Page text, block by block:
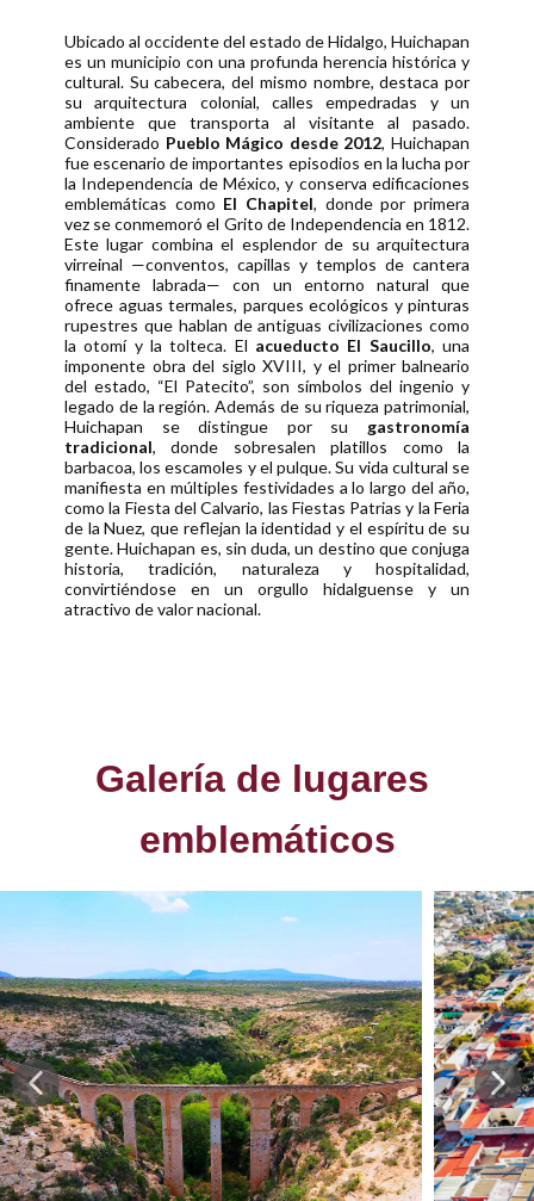
Ubicado al occidente del estado de Hidalgo, Huichapan
es un municipio con una profunda herencia histórica y
cultural. Su cabecera, del mismo nombre, destaca por
su arquitectura colonial, calles empedradas y un
ambiente que transporta al visitante al pasado.
Considerado Pueblo Mágico desde 2012, Huichapan
fue escenario de importantes episodios en la lucha por
la Independencia de México, y conserva edificaciones
emblemáticas como El Chapitel, donde por primera
vez se conmemoró el Grito de Independencia en 1812.
Este lugar combina el esplendor de su arquitectura
virreinal —conventos, capillas y templos de cantera
finamente labrada— con un entorno natural que
ofrece aguas termales, parques ecológicos y pinturas
rupestres que hablan de antiguas civilizaciones como
la otomí y la tolteca. El acueducto El Saucillo, una
imponente obra del siglo XVIII, y el primer balneario
del estado, “El Patecito”, son símbolos del ingenio y
legado de la región. Además de su riqueza patrimonial,
Huichapan se distingue por su gastronomía
tradicional, donde sobresalen platillos como la
barbacoa, los escamoles y el pulque. Su vida cultural se
manifiesta en múltiples festividades a lo largo del año,
como la Fiesta del Calvario, las Fiestas Patrias y la Feria
de la Nuez, que reflejan la identidad y el espíritu de su
gente. Huichapan es, sin duda, un destino que conjuga
historia, tradición, naturaleza y hospitalidad,
convirtiéndose en un orgullo hidalguense y un
atractivo de valor nacional.
Galería de lugares ​
emblemáticos